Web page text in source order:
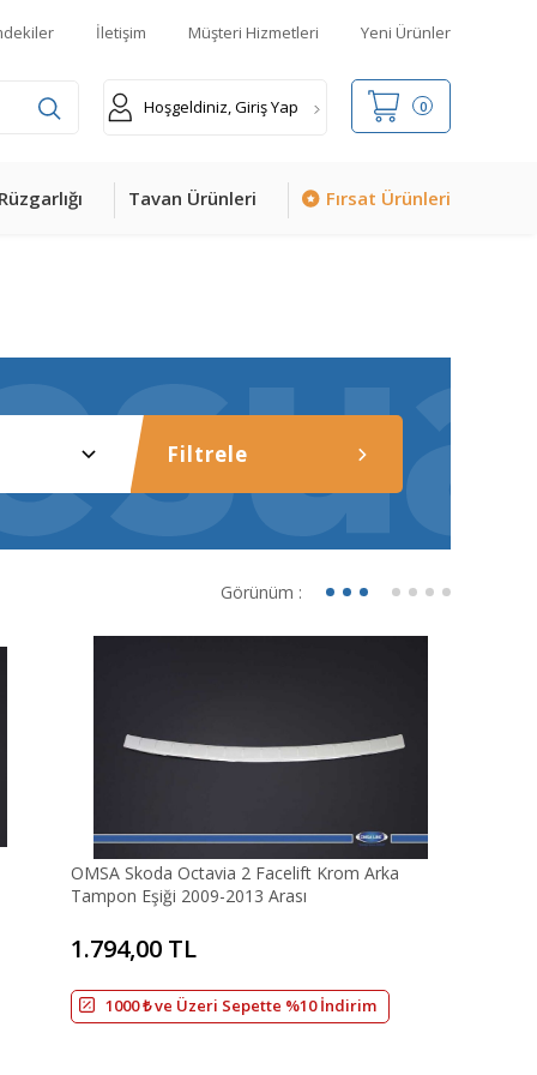
İletişim Müşteri Hizmetleri Yeni Ürünler
0
Hoşgeldiniz, Giriş Yap
Tavan Ürünleri Fırsat Ürünleri
Filtrele
Görünüm :
OMSA Skoda Octavia 2 Facelift Krom Arka
Tampon Eşiği 2009-2013 Arası
1.794,00 TL
1000 ₺ ve Üzeri Sepette %10 İndirim